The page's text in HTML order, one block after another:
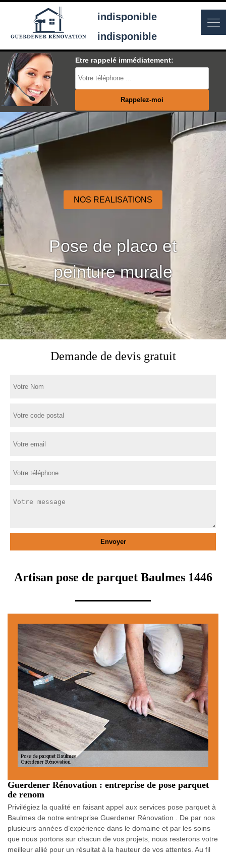
indisponible
indisponible
Etre rappelé immédiatement:
NOS REALISATIONS
Pose de placo et
peinture murale
Demande de devis gratuit
Artisan pose de parquet Baulmes 1446
Guerdener Rénovation : entreprise de pose parquet
de renom
Privilégiez la qualité en faisant appel aux services pose parquet à
Baulmes de notre entreprise Guerdener Rénovation . De par nos
plusieurs années d’expérience dans le domaine et par les soins
que nous portons sur chacun de vos projets, nous resterons votre
meilleur allié pour un résultat à la hauteur de vos attentes. Au fil